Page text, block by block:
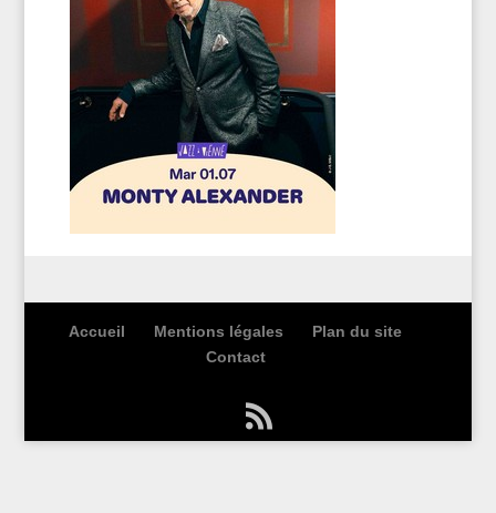
Accueil Mentions légales
Plan du site
Contact